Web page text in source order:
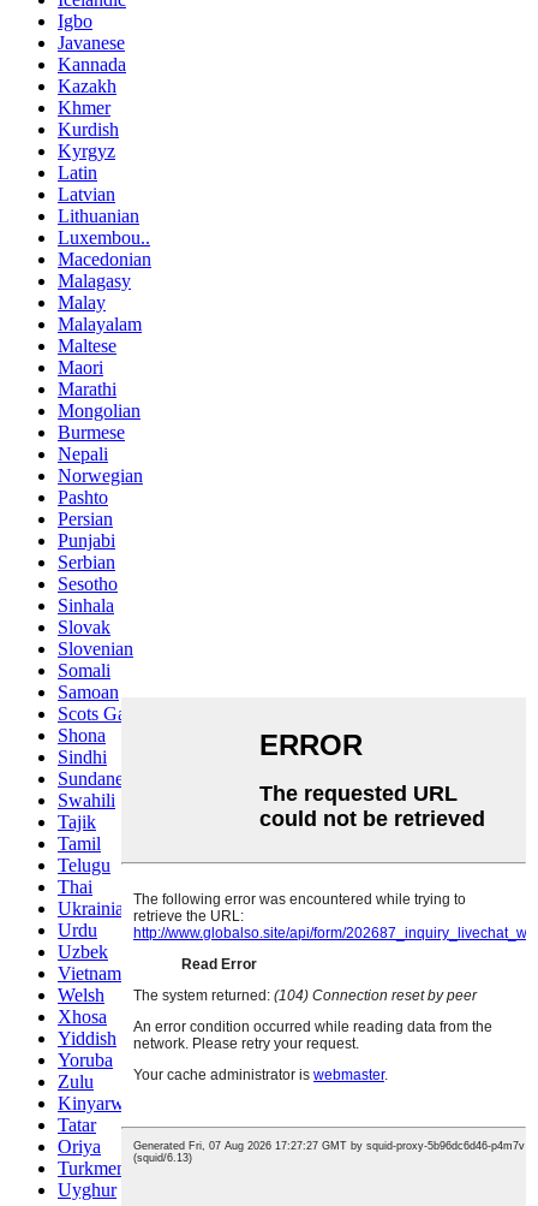
Igbo
Javanese
Kannada
Kazakh
Khmer
Kurdish
Kyrgyz
Latin
Latvian
Lithuanian
Luxembou..
Macedonian
Malagasy
Malay
Malayalam
Maltese
Maori
Marathi
Mongolian
Burmese
Nepali
Norwegian
Pashto
Persian
Punjabi
Serbian
Sesotho
Sinhala
Slovak
Slovenian
Somali
Samoan
Scots Gaelic
Shona
Sindhi
Sundanese
Swahili
Tajik
Tamil
Telugu
Thai
Ukrainian
Urdu
Uzbek
Vietnamese
Welsh
Xhosa
Yiddish
Yoruba
Zulu
Kinyarwanda
Tatar
Oriya
Turkmen
Uyghur